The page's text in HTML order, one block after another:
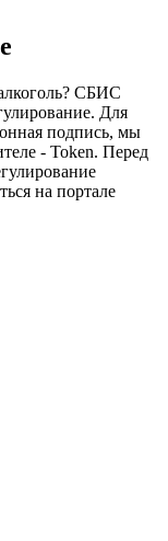
СБИС
Для
подпись, мы
- Token. Перед
на портале